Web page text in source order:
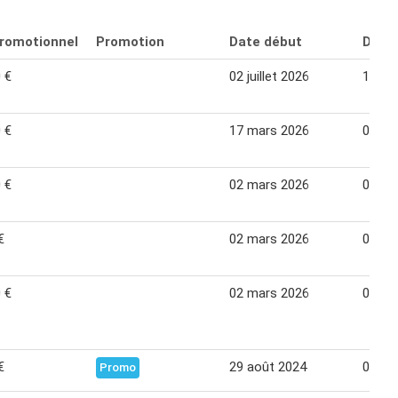
Promotion Date début Date
€ 02 juillet 2026 11
€ 17 mars 2026 04
€ 02 mars 2026 04
02 mars 2026 04
€ 02 mars 2026 04
Promo 29 août 2024 07